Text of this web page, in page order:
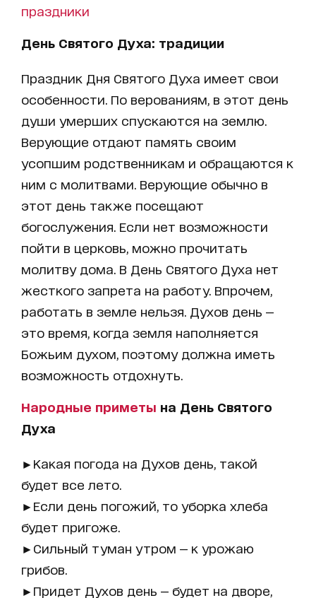
праздники
День Святого Духа: традиции
Праздник Дня Святого Духа имеет свои
особенности. По верованиям, в этот день
души умерших спускаются на землю.
Верующие отдают память своим
усопшим родственникам и обращаются к
ним с молитвами. Верующие обычно в
этот день также посещают
богослужения. Если нет возможности
пойти в церковь, можно прочитать
молитву дома. В День Святого Духа нет
жесткого запрета на работу. Впрочем,
работать в земле нельзя. Духов день —
это время, когда земля наполняется
Божьим духом, поэтому должна иметь
возможность отдохнуть.
Народные приметы на День Святого
Духа
►Какая погода на Духов день, такой
будет все лето.
►Если день погожий, то уборка хлеба
будет пригоже.
►Сильный туман утром — к урожаю
грибов.
►Придет Духов день — будет на дворе,